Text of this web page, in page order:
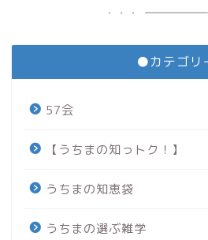
●カテゴリ
57会
【うちまの知っトク！】
うちまの知恵袋
うちまの選ぶ雑学